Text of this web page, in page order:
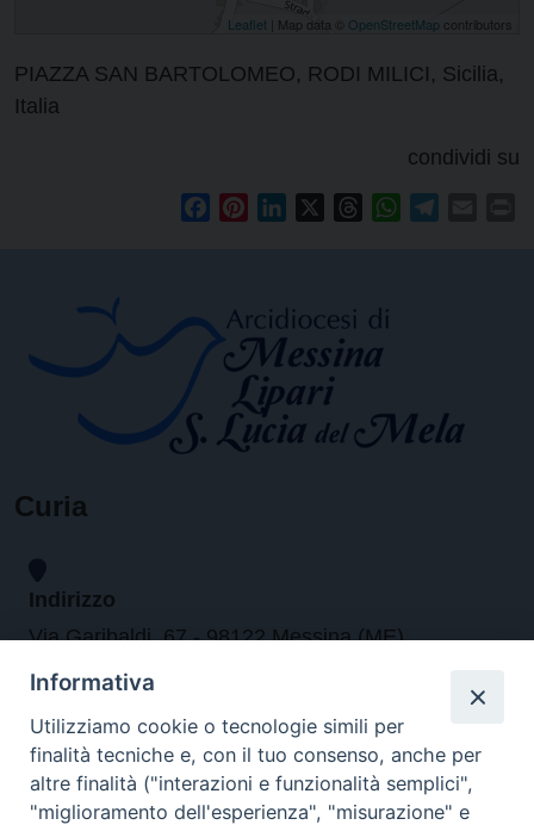
Leaflet | Map data © OpenStreetMap contributors
PIAZZA SAN BARTOLOMEO, RODI MILICI, Sicilia,
Italia
condividi su
FacebookPinterestLinkedIn ThreadsWhatsApp
Curia
Indirizzo
Via Garibaldi, 67 - 98122 Messina (ME)
Orari
da lunedi al venerdi dalle ore 9.30 alle 12.30
Informativa
Utilizziamo cookie o tecnologie simili per
finalità tecniche e, con il tuo consenso, anche per
altre finalità ("interazioni e funzionalità semplici",
"miglioramento dell'esperienza", "misurazione" e